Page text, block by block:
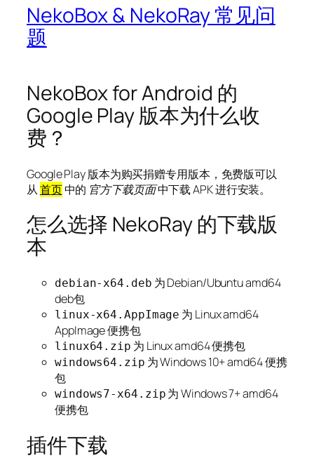
NekoBox & NekoRay 常见问
题
NekoBox for Android 的
Google Play 版本为什么收
费？
Google Play 版本为购买捐赠专用版本，免费版可以
从首页中的 官方下载页面中下载 APK 进行安装。
怎么选择 NekoRay 的下载版
本
debian-x64.deb 为 Debian/Ubuntu amd64
deb包
linux-x64.AppImage 为 Linux amd64
AppImage 便携包
linux64.zip 为 Linux amd64 便携包
windows64.zip 为 Windows 10+ amd64 便携
包
windows7-x64.zip 为 Windows 7+ amd64
便携包
插件下载